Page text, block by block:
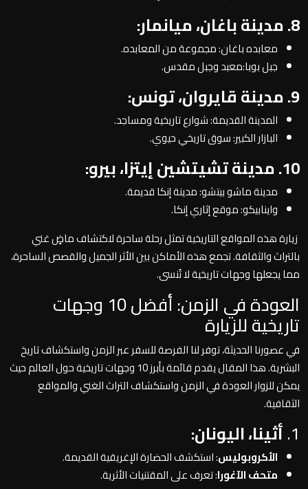
8. مدينة باغان، ميانمار:
معابده باغان: مجموعة من المعابده.
جبل بوبا:معبد وجبل مقدس.
9. مدينة قايروان، تونس:
المدينة القديمة: شوارع تاريخية ومساجد.
البازار الكبير: سوق تاريخي حيوي.
10. مدينة تشيتشين إيتزا، بيرو:
مدينة ماشو بيتشو: مدينة إنكا قديمة.
واينابيكو: موقع إثاري إنكا.
زيارة هذه المواقع التاريخية تمثل رحلة ساحرة لاكتشاف ماضٍ غني
بالتراث والثقافة. تجمع هذه الأماكن بين الأثر الجميل والقصص الساحرة،
مما يجعلها وجهات تاريخية لا تُنسى.
العودة في الزمن: أفضل 10 وجهات
تاريخية للزيارة
في عصورنا الحديثة، توفر لنا الفرصة للسفر عبر الزمن واستكشاف تاريخ
البشرية. هذا المقال يقدم قائمة بأبرز 10 وجهات تاريخية حول العالم حيث
يمكن للزوار العودة في الزمن واستكشاف التراث الغني والمواقع
الثقافية.
1. أثينا، اليونان:
الأكروبوليس: استكشف الحضارة الإغريقية القديمة.
متحف الآغورا: تعرف على المقتنيات الأثرية.